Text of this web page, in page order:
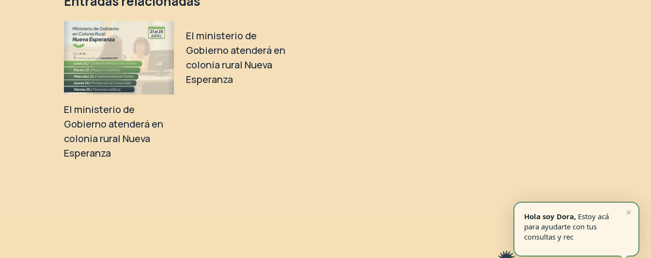
El ministerio de
Gobierno atenderá en
colonia rural Nueva
Esperanza
El ministerio de
Gobierno atenderá en
colonia rural Nueva
Esperanza